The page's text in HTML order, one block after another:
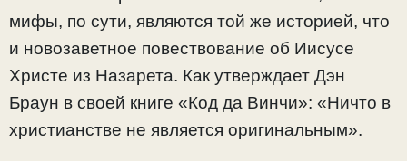
мифы, по сути, являются той же историей, что
и новозаветное повествование об Иисусе
Христе из Назарета. Как утверждает Дэн
Браун в своей книге «Код да Винчи»: «Ничто в
христианстве не является оригинальным».